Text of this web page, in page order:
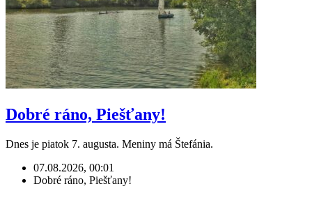
Dobré ráno, Piešťany!
Dnes je piatok 7. augusta. Meniny má Štefánia.
07.08.2026, 00:01
Dobré ráno, Piešťany!